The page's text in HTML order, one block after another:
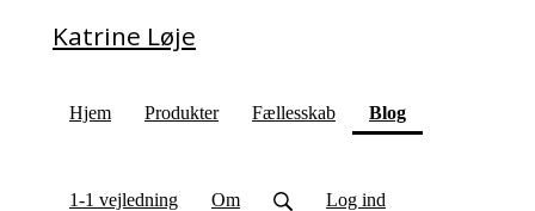
Katrine Løje
Hjem Produkter Fællesskab Blog(current)
1-1 vejledning Om Log ind